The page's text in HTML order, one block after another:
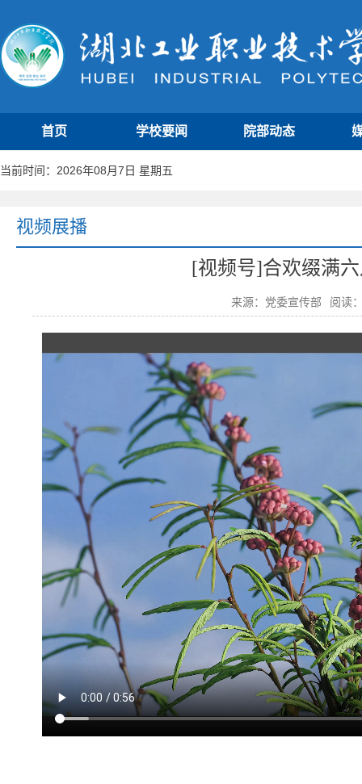
首页 学校要闻 院部动态
当前时间：2026年08月7日 星期五
视频展播
[视频号]合欢缀满
来源：党委宣传部 阅读